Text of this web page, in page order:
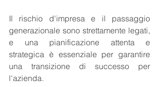
Il rischio d'impresa e il passaggio
generazionale sono strettamente legati,
e una pianificazione attenta e
strategica è essenziale per garantire
una transizione di successo per
l'azienda.